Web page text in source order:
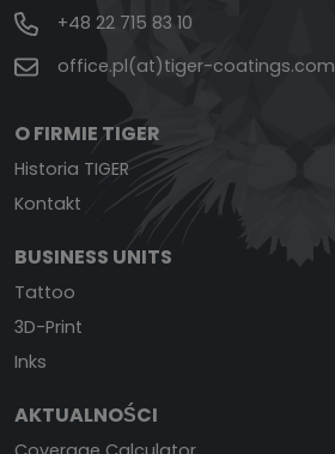
+48 22 715 83 10
office.pl(at)tiger-coatings.com
O FIRMIE TIGER
Historia TIGER
Kontakt
BUSINESS UNITS
Tattoo
3D-Print
Inks
AKTUALNOŚCI